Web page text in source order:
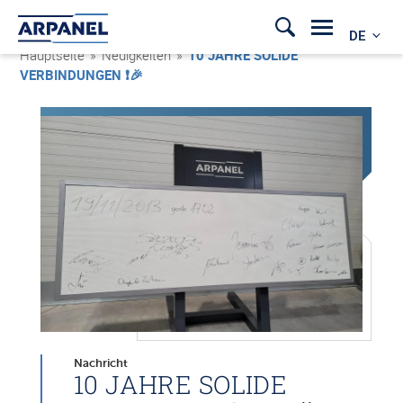
DE
Hauptseite » Neuigkeiten »10 JAHRE SOLIDE
VERBINDUNGEN ❗🎉
Nachricht
10 JAHRE SOLIDE